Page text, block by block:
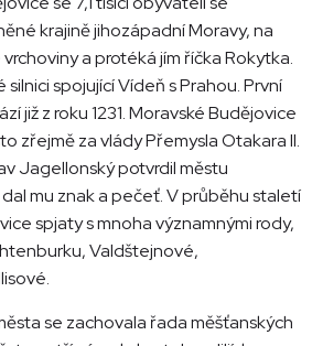
krajině jihozápadní Moravy, na
a protéká jím říčka Rokytka.
silnici spojující Vídeň s Prahou. První
již z roku 1231. Moravské Budějovice
zřejmě za vlády Přemysla Otakara II.
Jagellonský potvrdil městu
mu znak a pečeť. V průběhu staletí
spjaty s mnoha významnými rody,
Valdštejnové,
se zachovala řada měšťanských